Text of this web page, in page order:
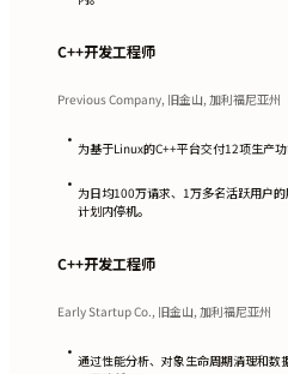
C++开发工程师
Previous Company, 旧金山, 加利福尼亚州
• 为基于Linux的C++平台交付12项生产
• 为日均100万请求、1万多名活跃用户
计划内停机。
C++开发工程师
Early Startup Co., 旧金山, 加利福尼亚州
• 通过性能分析、对象生命周期清理和数